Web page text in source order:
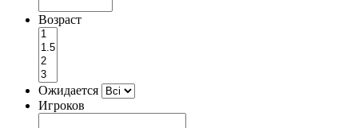
Возраст
Ожидается
Игроков